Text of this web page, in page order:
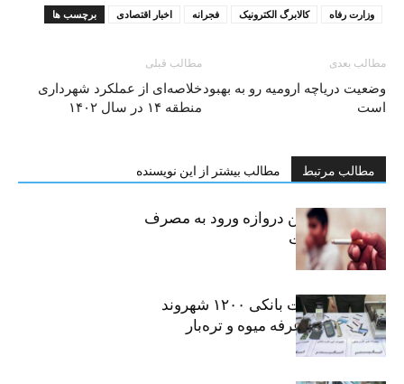
برچسب ها اخبار اقتصادی فجرانه کالابرگ الکترونیک وزارت رفاه
مطالب قبلی
خلاصه‌ای از عملکرد شهرداری
منطقه ۱۴ در سال ۱۴۰۲
مطالب بعدی
وضعیت دریاچه ارومیه رو به بهبود
است
مطالب مرتبط مطالب بیشتر از این نویسنده
سیگار، مهمترین دروازه ورود به مصرف
موادمخدر است
افشای اطلاعات بانکی ۱۲۰۰ شهروند
تهرانی در یک غرفه میوه و تره‌بار